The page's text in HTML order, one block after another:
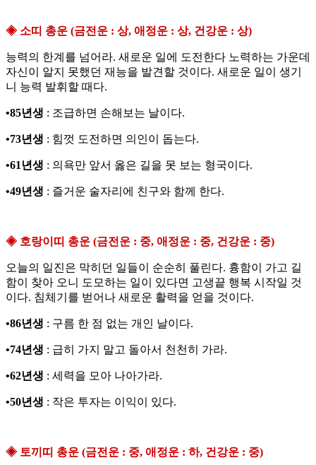
◈ 소띠 총운 (금전운 : 상, 애정운 : 상, 건강운 : 상)
능력의 한계를 넘어라. 새로운 일에 도전한다 노력하는 가운데
자신이 알지 못했던 재능을 발견할 것이다. 새로운 일이 생기
니 능력 발휘할 때다.
•85년생 : 조급하면 손해보는 날이다.
•73년생 : 힘껏 도전하면 의인이 돕는다.
•61년생 : 의욕만 앞서 옳은 길을 못 보는 형국이다.
•49년생 : 즐거운 술자리에 친구와 함께 한다.
◈ 호랑이띠 총운 (금전운 : 중, 애정운 : 중, 건강운 : 중)
오늘의 일진은 막히던 일들이 순순히 풀린다. 흉함이 가고 길
함이 찾아 오니 도모하는 일이 있다면 고생끝 행복 시작일 것
이다. 침체기를 벋어나 새로운 활력을 얻을 것이다.
•86년생 : 구름 한 점 없는 개인 날이다.
•74년생 : 급히 가지 말고 돌아서 천천히 가라.
•62년생 : 세력을 모아 나아가라.
•50년생 : 작은 투자는 이익이 있다.
◈ 토끼띠 총운 (금전운 : 중, 애정운 : 하, 건강운 : 중)